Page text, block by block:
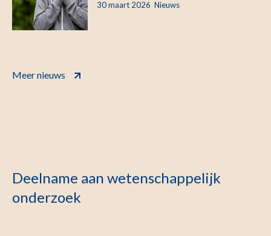
30 maart 2026 Nieuws
Meer nieuws
Deelname aan wetenschappelijk
onderzoek